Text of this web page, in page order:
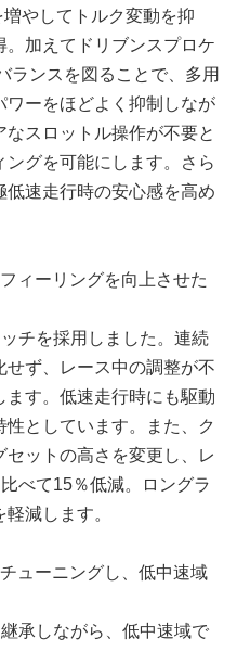
やしてトルク変動を抑
。加えてドリブンスプロケ
ランスを図ることで、多用
ーをほどよく抑制しなが
スロットル操作が不要と
グを可能にします。さら
速走行時の安心感を高め
ィーリングを向上させた
チを採用しました。連続
ず、レース中の調整が不
す。低速走行時にも駆動
としています。また、ク
ットの高さを変更し、レ
べて15％低減。ロングラ
減します。
ューニングし、低中速域
承しながら、低中速域で